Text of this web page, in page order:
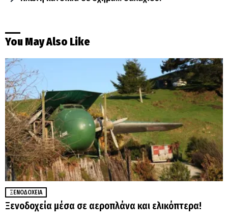
You May Also Like
ΞΕΝΟΔΟΧΕΊΑ
Ξενοδοχεία μέσα σε αεροπλάνα και ελικόπτερα!